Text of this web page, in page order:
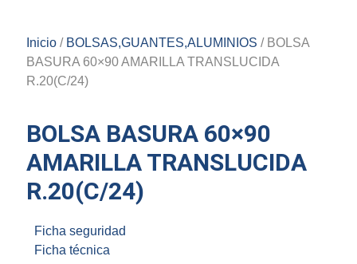
Inicio / BOLSAS,GUANTES,ALUMINIOS / BOLSA
BASURA 60×90 AMARILLA TRANSLUCIDA
R.20(C/24)
BOLSA BASURA 60×90
AMARILLA TRANSLUCIDA
R.20(C/24)
Ficha seguridad
Ficha técnica